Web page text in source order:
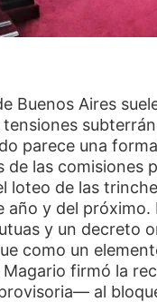
Buenos Aires
parece una
de las comisiones
loteo de las
año y del próximo.
y un decreto
como un
firmó la
al